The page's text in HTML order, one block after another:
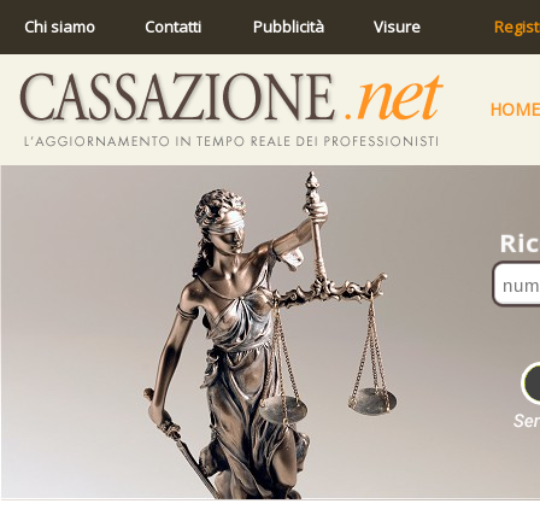
Chi siamo Contatti Pubblicità Visure
HOME